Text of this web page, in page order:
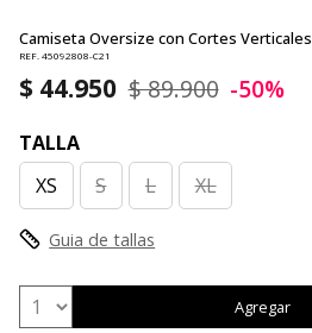
Camiseta Oversize con Cortes Verticales
REF. 45092808-C21
$ 44.950 $ 89.900 -50%
TALLA
XS
S L XL
Guia de tallas
Agregar